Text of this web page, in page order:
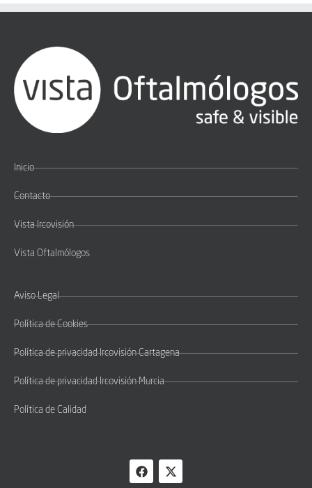
Inicio
Contacto
Vista Ircovisión
Vista Oftalmólogos
Aviso Legal
Política de Cookies
Política de privacidad Ircovisión Cartagena
Política de privacidad Ircovisión Murcia
Política de Calidad